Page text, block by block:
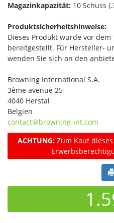
Magazinkapazität: 10 Schuss
Produktsicherheitshinweise:
Dieses Produkt wurde vor
bereitgestellt. Für Hersteller-
wenden Sie sich an den
Browning International S.A.
3ème avenue 25
4040 Herstal
Belgien
contact@browning-int.com
ACHTUNG:Zum Kauf